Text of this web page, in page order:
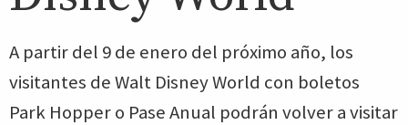
A partir del 9 de enero del próximo año, los
visitantes de Walt Disney World con boletos
Park Hopper o Pase Anual podrán volver a visitar